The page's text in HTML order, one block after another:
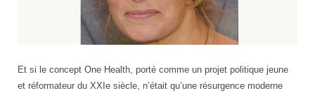
Et si le concept One Health, porté comme un projet politique jeune
et réformateur du XXIe siècle, n’était qu’une résurgence moderne